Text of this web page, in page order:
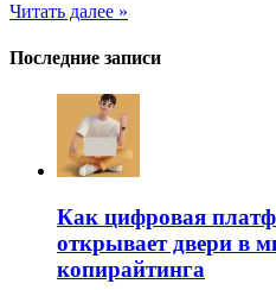
Читать далее »
Последние записи
Как цифровая
открывает двери в
копирайтинга